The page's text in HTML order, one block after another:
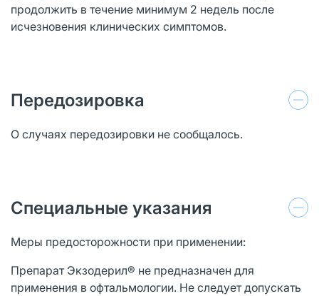
продолжить в течение минимум 2 недель после
исчезновения клинических симптомов.
Передозировка
О случаях передозировки не сообщалось.
Специальные указания
Меры предосторожности при применении:
Препарат Экзодерил® не предназначен для
применения в офтальмологии. Не следует допускать